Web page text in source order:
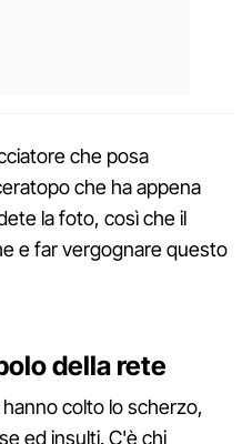
che posa
che ha appena
la foto, così che il
e far vergognare questo
della rete
colto lo scherzo,
ed insulti. C'è chi